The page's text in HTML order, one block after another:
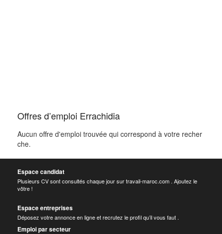
Offres d’emploi Errachidia
Aucun offre d'emploi trouvée qui correspond à votre recher
che.
Espace candidat
Plusieurs CV sont consultés chaque jour sur travail-maroc.com . Ajoutez le
vôtre !
Espace entreprises
Déposez votre annonce en ligne et recrutez le profil qu’il vous faut .
Emploi par secteur